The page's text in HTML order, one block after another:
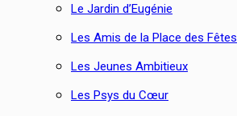
Le Jardin d’Eugénie
Les Amis de la Place des Fêtes
Les Jeunes Ambitieux
Les Psys du Cœur